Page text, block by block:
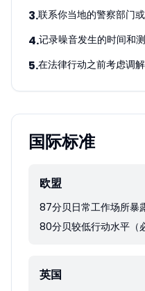
3.联系你当地的警察部门
4.记录噪音发生的时间和
5.在法律行动之前考虑调解
国际标准
欧盟
87分贝日常工作场所暴
80分贝较低行动水平（
英国